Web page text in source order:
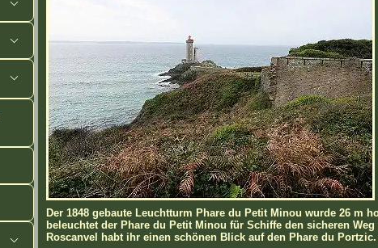
Der 1848 gebaute Leuchtturm Phare du Petit Minou wurde 26 m
beleuchtet der Phare du Petit Minou für Schiffe den sicheren
Roscanvel habt ihr einen schönen Blick auf den Phare du Portzic.